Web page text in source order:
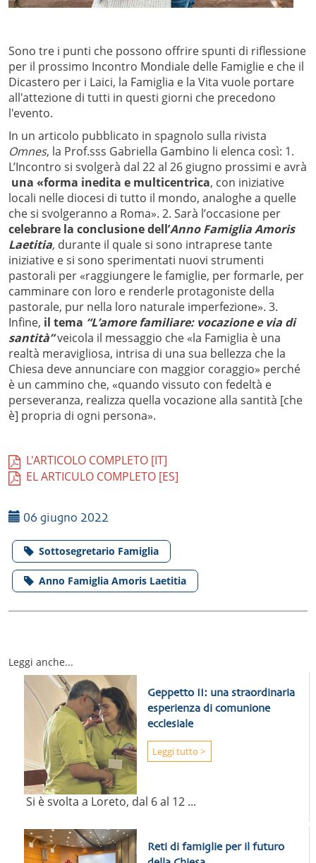
Sono tre i punti che possono offrire spunti di riflessione
per il prossimo Incontro Mondiale delle Famiglie e che il
Dicastero per i Laici, la Famiglia e la Vita vuole portare
all'attezione di tutti in questi giorni che precedono
l'evento.
In un articolo pubblicato in spagnolo sulla rivista
Omnes, la Prof.sss Gabriella Gambino li elenca così: 1.
L’Incontro si svolgerà dal 22 al 26 giugno prossimi e avrà
una «forma inedita e multicentrica, con iniziative
locali nelle diocesi di tutto il mondo, analoghe a quelle
che si svolgeranno a Roma». 2. Sarà l’occasione per
celebrare la conclusione dell’Anno Famiglia Amoris
Laetitia, durante il quale si sono intraprese tante
iniziative e si sono sperimentati nuovi strumenti
pastorali per «raggiungere le famiglie, per formarle, per
camminare con loro e renderle protagoniste della
pastorale, pur nella loro naturale imperfezione». 3.
Infine, il tema “L’amore familiare: vocazione e via di
santità”veicola il messaggio che «la Famiglia è una
realtà meravigliosa, intrisa di una sua bellezza che la
Chiesa deve annunciare con maggior coraggio» perché
è un cammino che, «quando vissuto con fedeltà e
perseveranza, realizza quella vocazione alla santità [che
è] propria di ogni persona».
L'ARTICOLO COMPLETO [IT]
EL ARTICULO COMPLETO [ES]
06 giugno 2022
Sottosegretario Famiglia
Anno Famiglia Amoris Laetitia
Leggi anche...
Geppetto II: una straordinaria
esperienza di comunione
ecclesiale
Si è svolta a Loreto, dal 6 al 12 ...
Leggi tutto >
Reti di famiglie per il futuro